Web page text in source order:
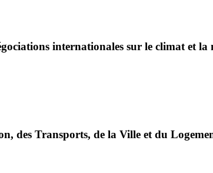
internationales sur le climat et la
des Transports, de la Ville et du